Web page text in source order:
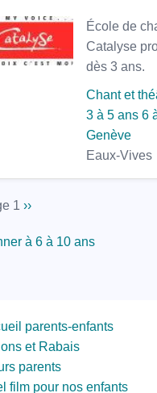
École de
Catalyse
dès 3 ans.
Chant et
3 à 5 ans 6
Genève
Eaux-Vives
1 Page
››
à 6 à 10 ans
parents-enfants
et Rabais
parents
film pour nos enfants